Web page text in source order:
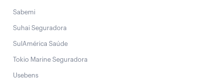
Sabemi
Suhai Seguradora
SulAmérica Saúde
Tokio Marine Seguradora
Usebens